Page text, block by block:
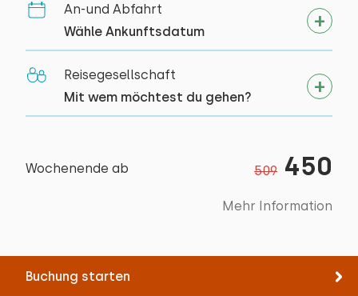
An-und Abfahrt
Wähle Ankunftsdatum
Reisegesellschaft
Mit wem möchtest du gehen?
Wochenende ab 509 450
Mehr Information
Buchung starten
Bettdecke(n): Einzelbettdecke
Alle Bewertungen